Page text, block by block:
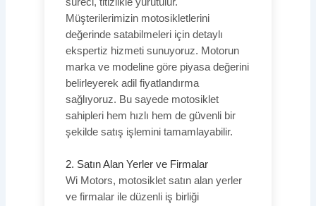
Müşterilerimizin motosikletlerini
değerinde satabilmeleri için detaylı
ekspertiz hizmeti sunuyoruz. Motorun
marka ve modeline göre piyasa değerini
belirleyerek adil fiyatlandırma
sağlıyoruz. Bu sayede motosiklet
sahipleri hem hızlı hem de güvenli bir
şekilde satış işlemini tamamlayabilir.
2. Satın Alan Yerler ve Firmalar
Wi Motors, motosiklet satın alan yerler
ve firmalar ile düzenli iş birliği